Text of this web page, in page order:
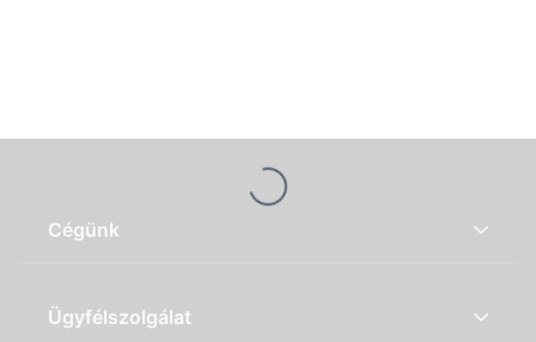
Loading...
Cégünk
Ügyfélszolgálat